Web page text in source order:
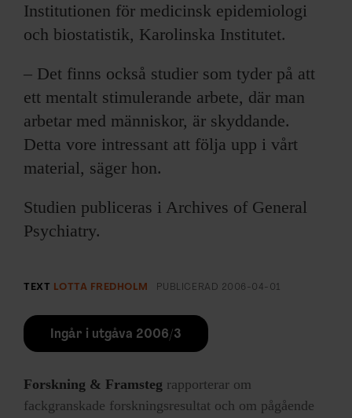
Institutionen för medicinsk epidemiologi
och biostatistik, Karolinska Institutet.
– Det finns också studier som tyder på att
ett mentalt stimulerande arbete, där man
arbetar med människor, är skyddande.
Detta vore intressant att följa upp i vårt
material, säger hon.
Studien publiceras i Archives of General
Psychiatry.
TEXT LOTTA FREDHOLM PUBLICERAD 2006-04-01
Ingår i utgåva 2006/3
Forskning & Framsteg rapporterar om
fackgranskade forskningsresultat och om pågående